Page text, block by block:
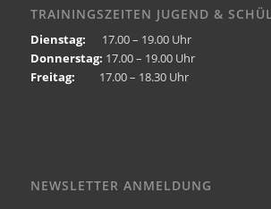
TRAININGSZEITEN JUGEND &
Dienstag: 17.00 – 19.00 Uhr
Donnerstag: 17.00 – 19.00 Uhr
Freitag: 17.00 – 18.30 Uhr
NEWSLETTER ANMELDUNG